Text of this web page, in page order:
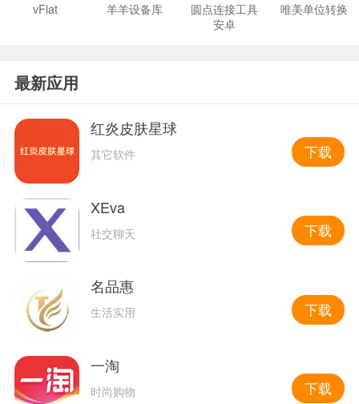
vFlat 羊羊设备库
圆点连接工具
安卓
唯美单位转换
最新应用
红炎皮肤星球
其它软件 下载
XEva
社交聊天 下载
名品惠
生活实用 下载
一淘
时尚购物 下载